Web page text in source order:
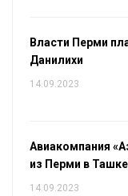
Власти Перми
Данилихи
14.09.2023
Авиакомпания
из Перми в
14.09.2023